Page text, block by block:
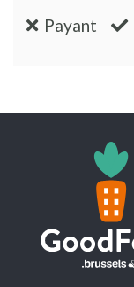
Payant :non